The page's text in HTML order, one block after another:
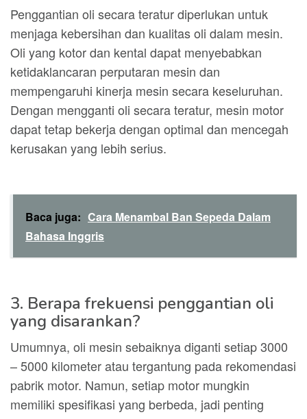
Penggantian oli secara teratur diperlukan untuk
menjaga kebersihan dan kualitas oli dalam mesin.
Oli yang kotor dan kental dapat menyebabkan
ketidaklancaran perputaran mesin dan
mempengaruhi kinerja mesin secara keseluruhan.
Dengan mengganti oli secara teratur, mesin motor
dapat tetap bekerja dengan optimal dan mencegah
kerusakan yang lebih serius.
Baca juga: Cara Menambal Ban Sepeda Dalam
Bahasa Inggris
3. Berapa frekuensi penggantian oli
yang disarankan?
Umumnya, oli mesin sebaiknya diganti setiap 3000
– 5000 kilometer atau tergantung pada rekomendasi
pabrik motor. Namun, setiap motor mungkin
memiliki spesifikasi yang berbeda, jadi penting